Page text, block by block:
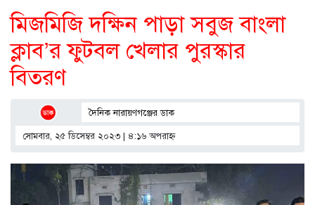
মিজমিজি দক্ষিন পাড়া সবুজ বাংলা
ক্লাব’র ফুটবল খেলার পুরস্কার
বিতরণ
দৈনিক নারায়ণগঞ্জের ডাক
সোমবার, ২৫ ডিসেম্বর ২০২৩ | ৪:১৬ অপরাহ্ণ